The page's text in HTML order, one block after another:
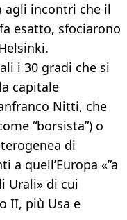
agli incontri che il
esatto, sfociarono
i 30 gradi che si
capitale
Nitti, che
“borsista”) o
di
a quell’Europa «”a
Urali» di cui
II, più Usa e